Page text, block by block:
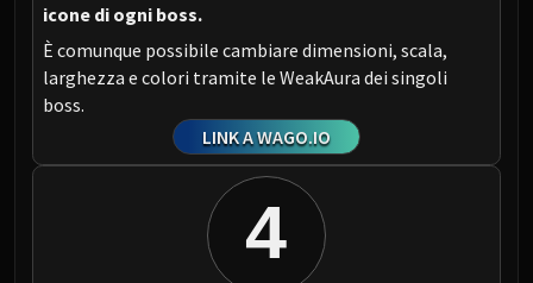
icone di ogni boss.
È comunque possibile cambiare dimensioni, scala,
larghezza e colori tramite le WeakAura dei singoli
boss.
LINK A WAGO.IO
4